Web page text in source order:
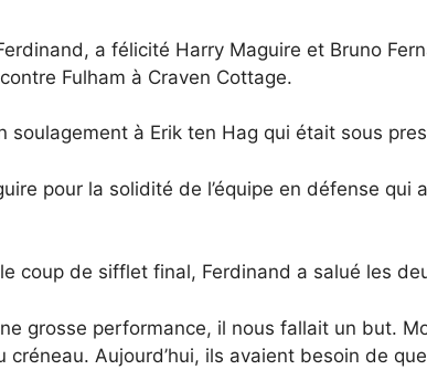
a félicité Harry Maguire et Bruno
Fulham à Craven Cottage.
à Erik ten Hag qui était sous
pour la solidité de l’équipe en défense qui
coup de sifflet final, Ferdinand a salué les
grosse performance, il nous fallait un but.
Aujourd’hui, ils avaient besoin de